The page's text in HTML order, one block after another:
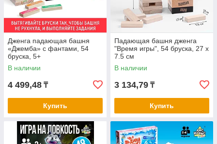
Дженга падающая башня
«Джемба» с фантами, 54
бруска, 5+
В наличии
4 499,48 ₸
Купить
Падающая башня дженга
"Время игры", 54 бруска, 27 х
7.5 см
В наличии
3 134,79 ₸
Купить